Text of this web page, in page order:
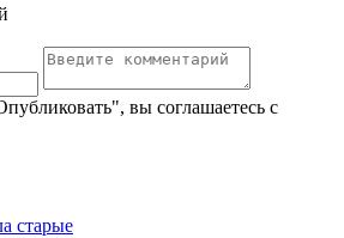
вы соглашаетесь с
старые